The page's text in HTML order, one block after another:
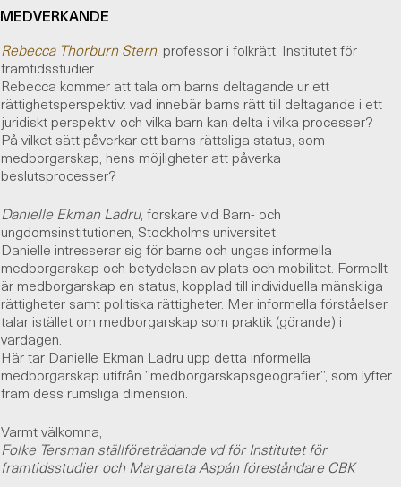
MEDVERKANDE
Rebecca Thorburn Stern, professor i folkrätt, Institutet för
framtidsstudier
Rebecca kommer att tala om barns deltagande ur ett
rättighetsperspektiv: vad innebär barns rätt till deltagande i ett
juridiskt perspektiv, och vilka barn kan delta i vilka processer?
På vilket sätt påverkar ett barns rättsliga status, som
medborgarskap, hens möjligheter att påverka
beslutsprocesser?
Danielle Ekman Ladru, forskare vid Barn- och
ungdomsinstitutionen, Stockholms universitet
Danielle intresserar sig för barns och ungas informella
medborgarskap och betydelsen av plats och mobilitet. Formellt
är medborgarskap en status, kopplad till individuella mänskliga
rättigheter samt politiska rättigheter. Mer informella förståelser
talar istället om medborgarskap som praktik (görande) i
vardagen.
Här tar Danielle Ekman Ladru upp detta informella
medborgarskap utifrån ”medborgarskapsgeografier”, som lyfter
fram dess rumsliga dimension.
Varmt välkomna,
Folke Tersman ställföreträdande vd för Institutet för
framtidsstudier och Margareta Aspán föreståndare CBK